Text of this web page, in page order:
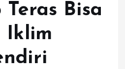
Teras Bisa
Iklim